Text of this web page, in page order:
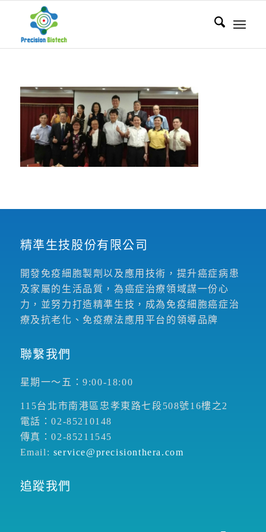
精準生技股份有限公司
開發免疫細胞製劑以及應用技術，提升癌症病患
及家屬的生活品質，為癌症治療領域謀一份心
力，並努力打造精準生技，成為免疫細胞癌症治
療及抗老化、免疫療法應用平台的領導品牌
聯繫我們
星期一～五：9:00-18:00
115台北市南港區忠孝東路七段508號16樓之2
電話：02-85210148
傳真：02-85211545
Email: service@precisionthera.com
追蹤我們